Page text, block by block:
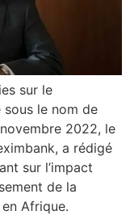
sur le
le nom de
2022, le
a rédigé
sur l’impact
de la
Afrique.